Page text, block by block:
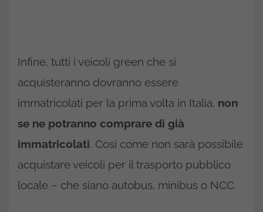
Infine, tutti i veicoli green che si
acquisteranno dovranno essere
immatricolati per la prima volta in Italia, non
se ne potranno comprare di già
immatricolati. Così come non sarà possibile
acquistare veicoli per il trasporto pubblico
locale – che siano autobus, minibus o NCC.